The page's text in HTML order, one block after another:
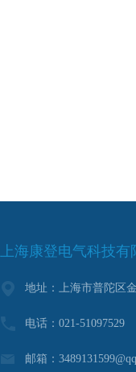
上海康登电气科技有
地址：上海市普陀区
电话：021-51097529
邮箱：